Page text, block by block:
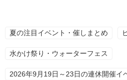
夏の注目イベント・催しまとめ
水かけ祭り・ウォーターフェス
2026年9月19日～23日の連休開催イ